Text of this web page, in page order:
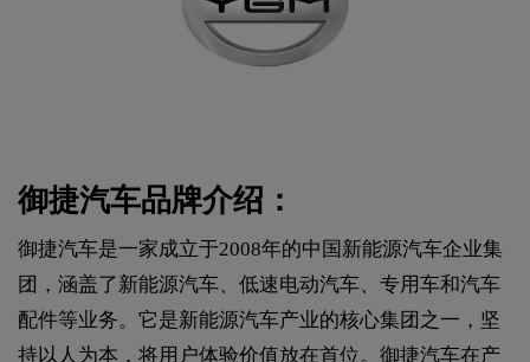
御捷汽车品牌介绍：
御捷汽车是一家成立于2008年的中国新能源汽车企业集
团，涵盖了新能源汽车、低速电动汽车、专用车和汽车
配件等业务。它是新能源汽车产业的核心集团之一，坚
持以人为本，将用户体验价值放在首位。御捷汽车在产